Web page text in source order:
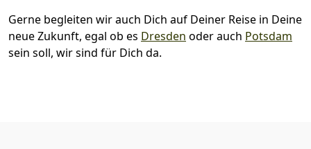
Gerne begleiten wir auch Dich auf Deiner Reise in Deine
neue Zukunft, egal ob es Dresden oder auch Potsdam
sein soll, wir sind für Dich da.